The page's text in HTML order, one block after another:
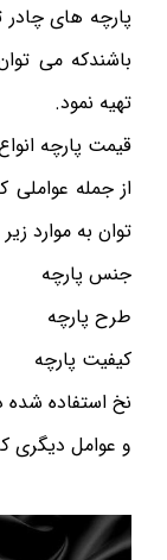
پارچه های چادر
باشندکه می
تهیه نمود.
قیمت پارچه
از جمله عواملی
توان به موارد
جنس پارچه
طرح پارچه
کیفیت پارچه
نخ استفاده شده
و عوامل دیگری